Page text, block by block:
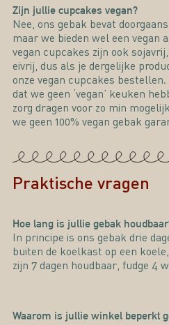
Zijn jullie cupcakes vegan?
Nee, ons gebak bevat
maar we bieden wel een vegan
vegan cupcakes zijn ook
eivrij, dus als je dergelijke
onze vegan cupcakes
dat we geen ‘vegan’ keuken
zorg dragen voor zo min
we geen 100% vegan gebak
Praktische vragen
Hoe lang is jullie gebak
In principe is ons gebak drie
buiten de koelkast op een
zijn 7 dagen houdbaar, fudge 4
Waarom is jullie winkel beperkt